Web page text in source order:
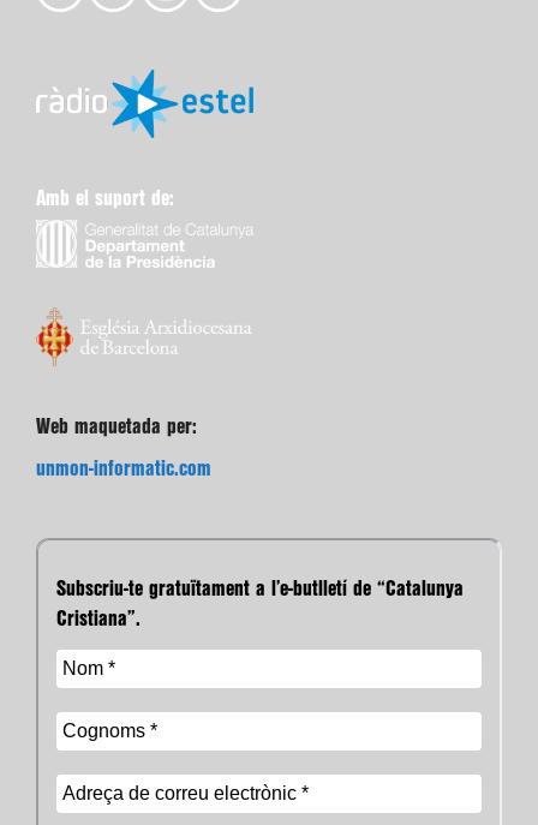
Amb el suport de:
Web maquetada per:
unmon-informatic.com
Subscriu-te gratuïtament a l’e-butlletí de “Catalunya
Cristiana”.